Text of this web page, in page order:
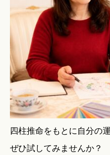
四柱推命をもとに自分の
ぜひ試してみませんか？